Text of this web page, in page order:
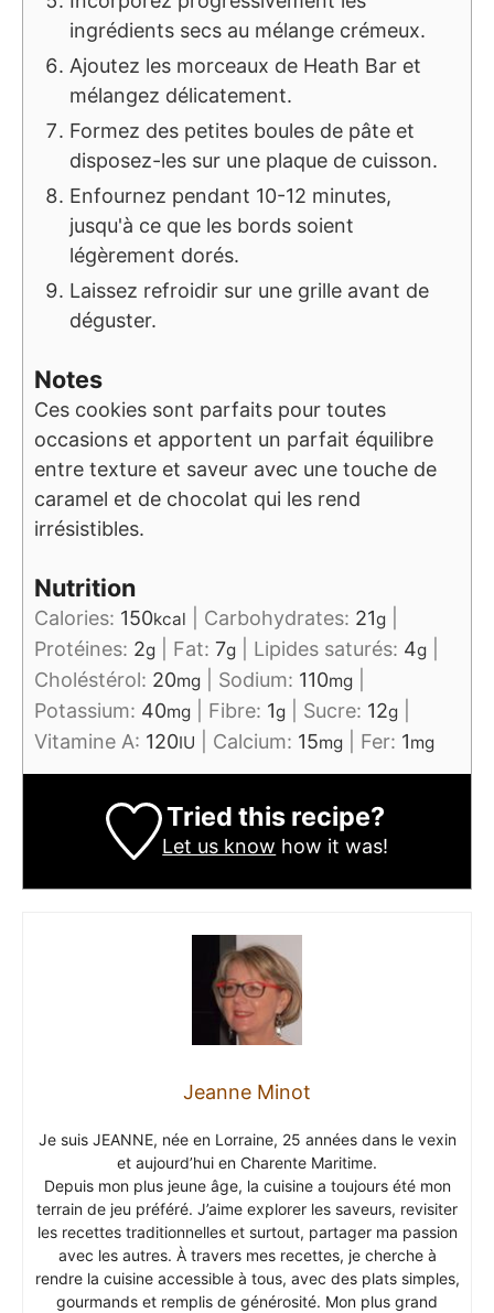
ingrédients secs au mélange crémeux.
Ajoutez les morceaux de Heath Bar et
mélangez délicatement.
Formez des petites boules de pâte et
disposez-les sur une plaque de cuisson.
Enfournez pendant 10-12 minutes,
jusqu'à ce que les bords soient
légèrement dorés.
Laissez refroidir sur une grille avant de
déguster.
Notes
Ces cookies sont parfaits pour toutes
occasions et apportent un parfait équilibre
entre texture et saveur avec une touche de
caramel et de chocolat qui les rend
irrésistibles.
Nutrition
Calories: 150kcal Carbohydrates: 21g
Protéines: 2g Fat: 7g Lipides saturés: 4g
Choléstérol: 20mg Sodium: 110mg
Potassium: 40mg Fibre: 1g Sucre: 12g
Vitamine A: 120IU Calcium: 15mg Fer: 1mg
Tried this recipe?
Let us know how it was!
Jeanne Minot
Je suis JEANNE, née en Lorraine, 25 années dans le vexin
et aujourd’hui en Charente Maritime.
Depuis mon plus jeune âge, la cuisine a toujours été mon
terrain de jeu préféré. J’aime explorer les saveurs, revisiter
les recettes traditionnelles et surtout, partager ma passion
avec les autres. À travers mes recettes, je cherche à
rendre la cuisine accessible à tous, avec des plats simples,
gourmands et remplis de générosité. Mon plus grand